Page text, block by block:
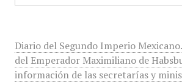
Diario del Segundo Imperio
del Emperador Maximiliano de
información de las secretarías y